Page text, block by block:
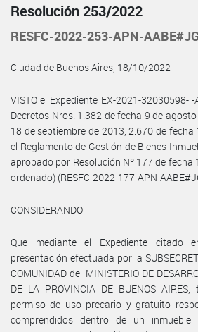
Resolución 253/2022
RESFC-2022-253-APN-
Ciudad de Buenos Aires, 18/10/2022
VISTO el Expediente EX-2021-32030598- -
Decretos Nros. 1.382 de fecha 9 de
18 de septiembre de 2013, 2.670 de fecha
el Reglamento de Gestión de Bienes
aprobado por Resolución Nº 177 de fecha
ordenado) (RESFC-2022-177-APN-
CONSIDERANDO:
Que mediante el Expediente
presentación efectuada por la
COMUNIDAD del MINISTERIO DE
DE LA PROVINCIA DE BUENOS
permiso de uso precario y gratuito
comprendidos dentro de un inmueble